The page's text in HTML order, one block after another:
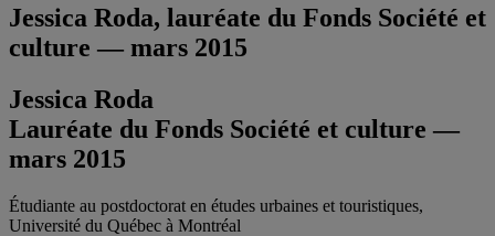
Jessica Roda, lauréate du Fonds Société et
culture — mars 2015
Jessica Roda
Lauréate du Fonds Société et culture —
mars 2015
Étudiante au postdoctorat en études urbaines et touristiques,
Université du Québec à Montréal